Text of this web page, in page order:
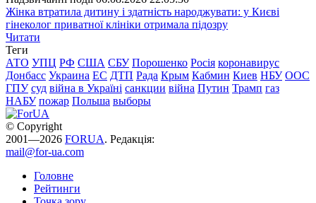
Жінка втратила дитину і здатність народжувати: у Києві
гінеколог приватної клініки отримала підозру
Читати
Теги
АТО УПЦ РФ США СБУ Порошенко Росія коронавирус
Донбасс Украина ЕС ДТП Рада Крым Кабмин Киев НБУ ООС
ГПУ суд війна в Україні санкции війна Путин Трамп газ
НАБУ пожар Польша выборы
© Copyright
2001—2026 FORUA. Редакція:
mail@for-ua.com
Головне
Рейтинги